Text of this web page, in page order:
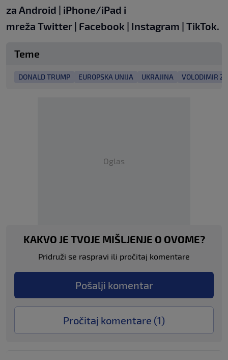
za Android | iPhone/iPad i
mreža Twitter | Facebook | Instagram | TikTok.
Teme
DONALD TRUMP EUROPSKA UNIJA UKRAJINA VOLODIMIR
Oglas
KAKVO JE TVOJE MIŠLJENJE O OVOME?
Pridruži se raspravi ili pročitaj komentare
Pošalji komentar
Pročitaj komentare (1)